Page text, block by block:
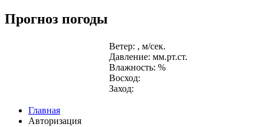
Прогноз погоды
Ветер: , м/сек.
Давление: мм.рт.ст.
Влажность: %
Восход:
Заход:
Главная
Авторизация